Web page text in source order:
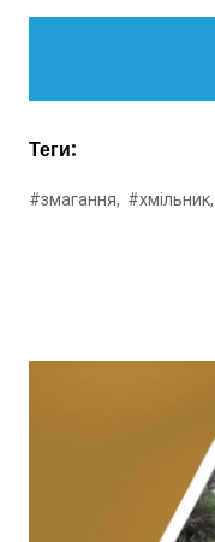
Теги:
#змагання, #хмільник,